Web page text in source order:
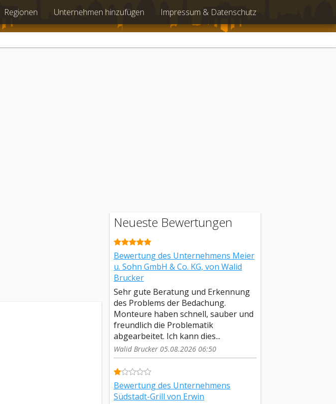
Regionen Unternehmen hinzufügen Impressum & Datenschutz
Neueste Bewertungen
Bewertung des Unternehmens Meier
u. Sohn GmbH & Co. KG, von Walid
Brucker
Sehr gute Beratung und Erkennung
des Problems der Bedachung.
Monteure haben schnell, sauber und
freundlich die Problematik
abgearbeitet. Ich kann dies...
Walid Brucker 05.08.2026 06:50
Bewertung des Unternehmens
Südstadt-Grill von Erwin